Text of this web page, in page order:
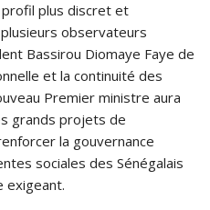
profil plus discret et
observateurs
Bassirou Diomaye Faye de
et la continuité des
Premier ministre aura
grands projets de
la gouvernance
sociales des Sénégalais
exigeant.